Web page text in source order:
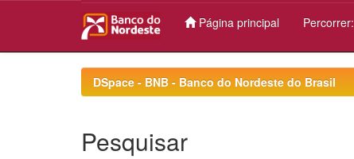
Página principal Percorrer:
DSpace - BNB - Banco do Nordeste do Brasil
Pesquisar